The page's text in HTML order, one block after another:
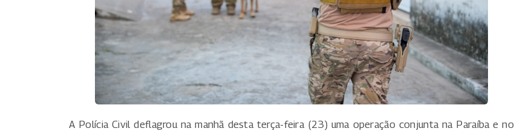
A Polícia Civil deflagrou na manhã desta terça-feira (23) uma operação conjunta na Paraíba e no